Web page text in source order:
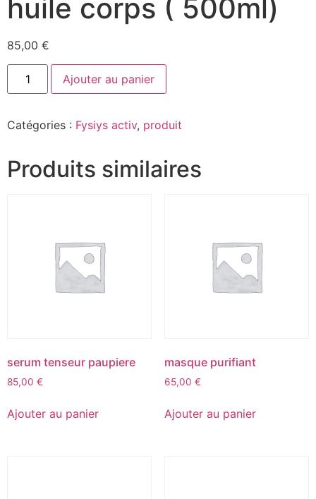
huile corps ( 500ml)
85,00 €
Ajouter au panier
Catégories : Fysiys activ, produit
Produits similaires
serum tenseur paupiere
85,00 €
Ajouter au panier
masque purifiant
65,00 €
Ajouter au panier